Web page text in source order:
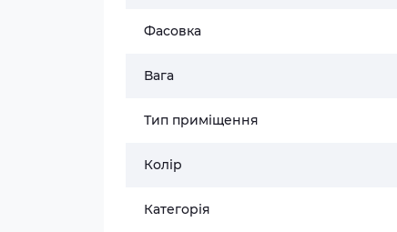
Фасовка
Вага
Тип приміщення
Колір
Категорія